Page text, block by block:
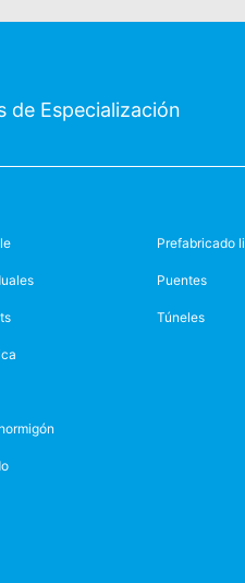
de Especialización
Prefabricado
Puentes
Túneles